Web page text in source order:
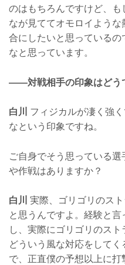
のはもちろんですけど、
なが見ててオモロイよう
合にしたいと思っている
なと思っています。
——対戦相手の印象はどう
白川
フィジカルが凄く強
なという印象ですね。
ご自身でそう思っている
や作戦はありますか？
白川 実際、ゴリゴリのス
と思うんですよ。経験と
し、実際にゴリゴリのス
どういう風な対応をして
で、正直僕の予想以上に